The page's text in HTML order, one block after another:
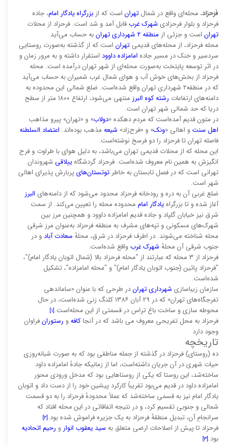
فَرَحزاد، محله‌ای واقع در شمال تهران است که از بزرگراه یادگار امام، جاده
فرحزاد و بلوار فرحزادی شهرک غرب قابل آمد و شد است. فرحزاد از محلات
تهران است و جزئی از منطقه ۲ شهرداری تهران
به حساب می‌آید.
محله فرحزاد، از محله‌های قدیمی تهران است که از گذشته به‌صورت روستایی
سردسیر و خنک در مسیر جاده امامزاده داوود استقرار داشته و به مرور زمان و
در اثر توسعه پایتخت به‌صورت محله‌ای از شهر تهران درآمده است. محله
فرحزاد از بخش‌های خوش آب و هوای شمال غرب شميران به حساب می‌آید
که در منطقه۲ شهرداری تهران واقع شده‌است. ضلع شمالی این محدوده به
دامنه‌های ارتفاعات رشته کوه البرز
منتهی می‌شود، ارتفاع ۱۸۰۰ متر از سطح
دریا که حد شمالی شهر تهران است.
در متون قدیم آمده‌است که مردم دهکده «دولاب» و «تهران» پیرو مذاهب
اهل سنتو اهالی «ونک» و «فرح‌زاد» شیعه مذهب بوده‌اند. اعتضاد السلطنه
فاصله تهران تا فرحزاد را دو فرسخ نوشته‌است.
این محله که از محلات قدیمی تهران می‌باشد، به دلیل هوای با طراوت و فرح
انگیزش به همین نام معروف شده‌است. فرحزاد گردشگاهییلاقی شهروندان
تهرانی است که در فصل تابستان به خاطر توتستان‌هایپربارش پذیرای اهالی
شهر است.
ضلع غربی آن به دره و رودخانه فرحزاد محدود می‌شود که از دامنه‌های البرز
آغاز شده و تا بزرگراهیادگار امام محدوده محله را تعیین می‌کند. از سمت
شرق نیز خیابان گلپاد و جاده قدیم امامزاده داوود و همچنین مرز بین
شهرک‌های مسکونی و تپه‌های مشرف به منطقه فرحزاد به‌عنوان مرز شرقی
محله شناخته می‌شوند. در اطرف فرحزاد در شرق، محلهٔ سعادت آبادو در
جنوب شرقی آن محلهٔ شهرک غرب واقع شده‌است.
فرحزاد از ۳ محله که عبارتند از "محله فرحزاد بالا (شمال اتوبان یادگار امام)"،
"فرحزاد پائین (جنوب اتوبان یادگار امام)" و "محله امامزاده"، تشکیل
شده‌است.
سازمان زیباسازی شهرداری تهراندر طرحی که با عنوان «ساماندهی
تفرجگاه‌های تهران» که در ۲۹ آبان ۱۳۸۶ کلنگ زنی شده‌است، در حال
محوطه سازی و ساخت باغ تراس در قسمتی از این محله‌است.[۱]
فرحزاد به محل تفریحی معروف می باشد که در آنجاکافهو رستورانفراوان
وجود دارد
تاریخچه
ده (روستای) فرحزاد در گذشته از جمله مناطقی بود که به صورت شبانه‌روزی
حیات شهری در آن جریان داشته‌است، اما از زمانیکه جادهٔ امامزاده داود
ساخته‌شد، این روستا که یکی از روستاهایی بود که مدخل ورودی محور
امامزاده داود در قدیم می‌بود تقریباً کارکرد پیشین خود را از دست داد و اتوبان
یادگار امام نیز به قسمی ساخته‌شد که عملاً محدودهٔ فرحزاد را به دو قسمت
شمالی و جنوبی تقسیم کرد، و در نتیجه اتفاقاتی در این محله افتاد که
سرانجامِ آن، تبدیل منطقهٔ فرحزاد به یک جزیره فراموش شده بود.[۲]
فرحزاد تا پیش از اصلاحات ارضی متعلق به سید یعقوب انوار و رحیم اتحادیه
بود.[۳]